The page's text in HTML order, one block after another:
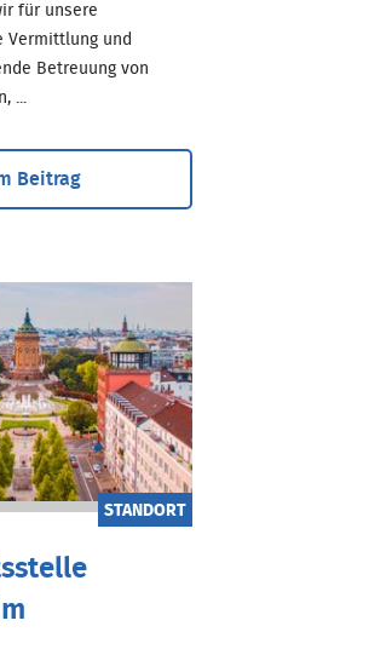
für unsere
Vermittlung und
Betreuung von
...
Beitrag
STANDORT